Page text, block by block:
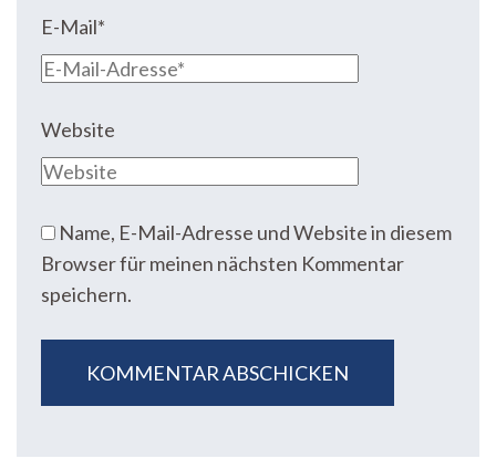
E-Mail*
Website
Name, E-Mail-Adresse und Website in diesem
Browser für meinen nächsten Kommentar
speichern.